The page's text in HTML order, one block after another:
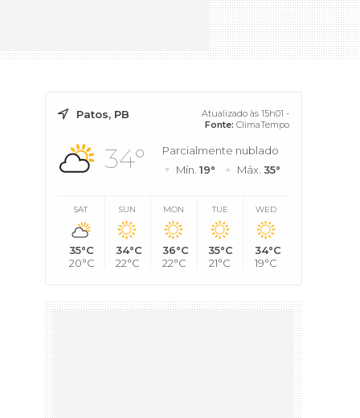
Patos, PB
Atualizado às 15h01 -
Fonte: ClimaTempo
34°
Parcialmente nublado
Mín. 19° Máx. 35°
SAT
35°C
20°C
SUN
34°C
22°C
MON
36°C
22°C
TUE
35°C
21°C
WED
34°C
19°C